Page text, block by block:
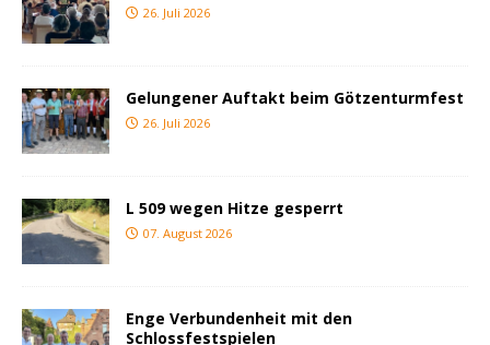
26. Juli 2026
Gelungener Auftakt beim Götzenturmfest
26. Juli 2026
L 509 wegen Hitze gesperrt
07. August 2026
Enge Verbundenheit mit den
Schlossfestspielen